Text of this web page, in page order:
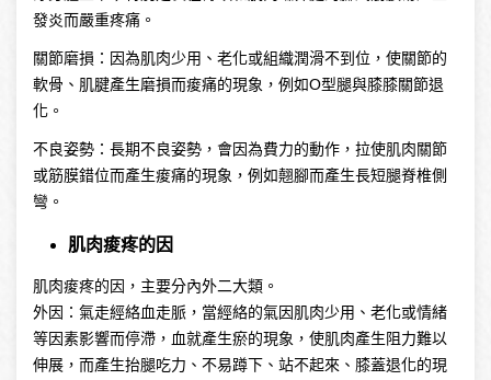
發炎而嚴重疼痛。
關節磨損：因為肌肉少用、老化或組織潤滑不到位，使關節的
軟骨、肌腱產生磨損而痠痛的現象，例如O型腿與膝膝關節退
化。
不良姿勢：長期不良姿勢，會因為費力的動作，拉使肌肉關節
或筋膜錯位而產生痠痛的現象，例如翹腳而產生長短腿脊椎側
彎。
肌肉痠疼的因
肌肉痠疼的因，主要分內外二大類。
外因：氣走經絡血走脈，當經絡的氣因肌肉少用、老化或情緒
等因素影響而停滯，血就產生瘀的現象，使肌肉產生阻力難以
伸展，而產生抬腿吃力、不易蹲下、站不起來、膝蓋退化的現